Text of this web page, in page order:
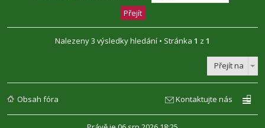
Nalezeny 3 výsledky hledání • Stránka 1 z 1
Přejít na
Obsah fóra Kontaktujte nás